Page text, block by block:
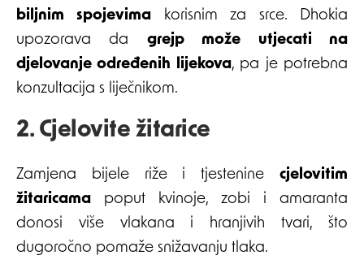
biljnim spojevimakorisnim za srce. Dhokia
upozorava da grejp može utjecati na
djelovanje određenih lijekova, pa je potrebna
konzultacija s liječnikom.
2. Cjelovite žitarice
Zamjena bijele riže i tjestenine cjelovitim
žitaricama poput kvinoje, zobi i amaranta
donosi više vlakana i hranjivih tvari, što
dugoročno pomaže snižavanju tlaka.